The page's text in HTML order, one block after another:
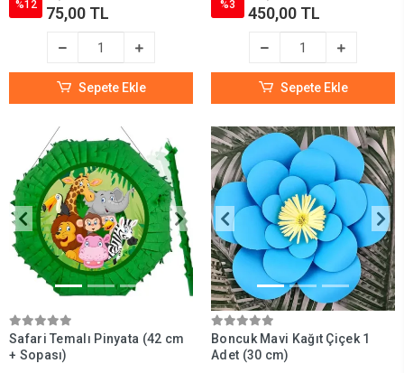
%12 75,00 TL
Sepete Ekle
%3 450,00 TL
Sepete Ekle
Safari Temalı Pinyata (42 cm
+ Sopası)
Boncuk Mavi Kağıt Çiçek 1
Adet (30 cm)